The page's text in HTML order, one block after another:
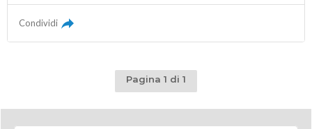
Condividi
Pagina 1 di 1